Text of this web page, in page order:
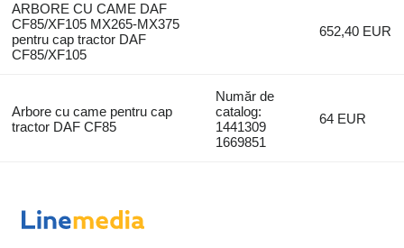
ARBORE CU CAME DAF
CF85/XF105 MX265-MX375
pentru cap tractor DAF
CF85/XF105
652,40 EUR
Arbore cu came pentru cap
tractor DAF CF85
Număr de
catalog:
1441309
1669851
64 EUR